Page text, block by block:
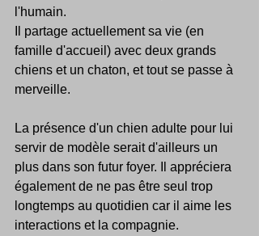
l'humain.
Il partage actuellement sa vie (en
famille d'accueil) avec deux grands
chiens et un chaton, et tout se passe à
merveille.
La présence d'un chien adulte pour lui
servir de modèle serait d'ailleurs un
plus dans son futur foyer. Il appréciera
également de ne pas être seul trop
longtemps au quotidien car il aime les
interactions et la compagnie.